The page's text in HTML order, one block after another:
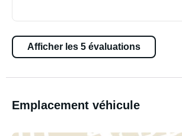
Afficher les 5 évaluations
Emplacement véhicule